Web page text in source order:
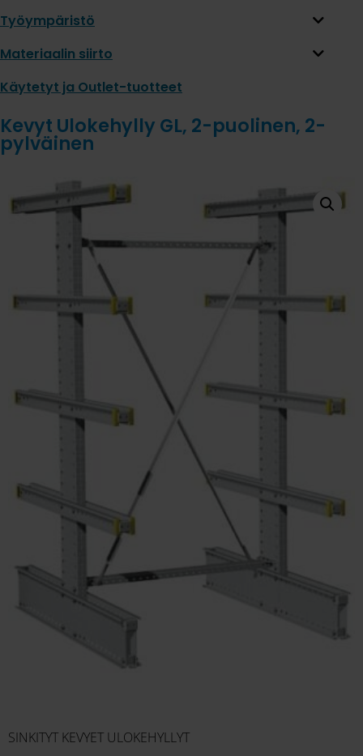
Työympäristö
Materiaalin siirto
Käytetyt ja Outlet-tuotteet
Kevyt Ulokehylly GL, 2-puolinen, 2-
pylväinen
SINKITYT KEVYET ULOKEHYLLYT